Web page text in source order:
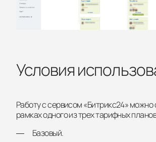
Условия
Работу с сервисом «Битрикс24» можно
рамках одного из трех тарифных
Базовый.